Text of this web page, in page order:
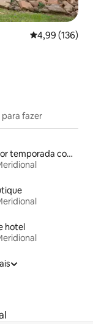
4,99 de uma
4,99 (136)
para fazer
Aluguéis por temporada com suítes privativas
hotel